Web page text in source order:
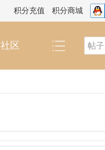
积分充值 积分商城
社区 帖子